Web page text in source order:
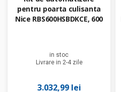
pentru poarta culisanta
Nice RBS600HSBDKCE, 600
in stoc
Livrare in 2-4 zile
3.032,99 lei